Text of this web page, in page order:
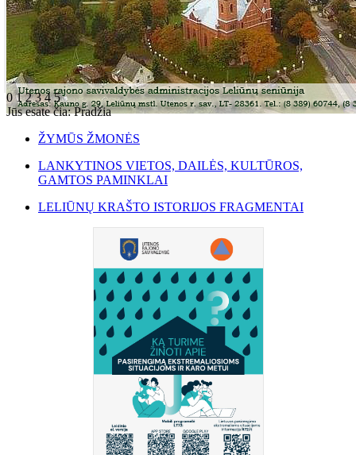
012345
Jūs esate čia:Pradžia
ŽYMŪS ŽMONĖS
LANKYTINOS VIETOS, DAILĖS, KULTŪROS,
GAMTOS PAMINKLAI
LELIŪNŲ KRAŠTO ISTORIJOS FRAGMENTAI